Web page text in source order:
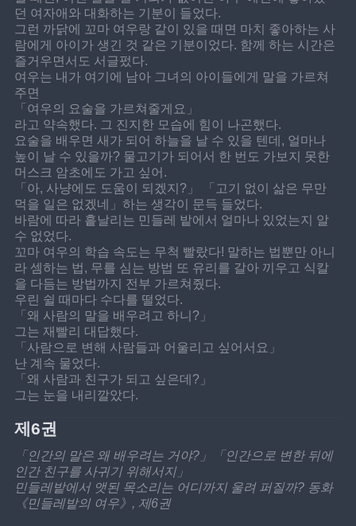
던 여자애와 대화하는 기분이 들었다.
그런 까닭에 꼬마 여우랑 같이 있을 때면 마치 좋아하는 사
람에게 아이가 생긴 것 같은 기분이었다. 함께 하는 시간은
즐거우면서도 서글펐다.
여우는 내가 여기에 남아 그녀의 아이들에게 말을 가르쳐
주면
「여우의 요술을 가르쳐줄게요」
라고 약속했다. 그 진지한 모습에 힘이 나곤했다.
요술을 배우면 새가 되어 하늘을 날 수 있을 텐데, 얼마나
높이 날 수 있을까? 물고기가 되어서 한 번도 가보지 못한
머스크 암초에도 가고 싶어.
「아, 사냥에도 도움이 되겠지?」 「고기 없이 삶은 무만
먹을 일은 없겠네」하는 생각이 문득 들었다.
바람에 따라 흩날리는 민들레 밭에서 얼마나 있었는지 알
수 없었다.
꼬마 여우의 학습 속도는 무척 빨랐다! 말하는 법뿐만 아니
라 셈하는 법, 무를 심는 방법 또 유리를 갈아 끼우고 식칼
을 다듬는 방법까지 전부 가르쳐줬다.
우린 쉴 때마다 수다를 떨었다.
「왜 사람의 말을 배우려고 하니?」
그는 재빨리 대답했다.
「사람으로 변해 사람들과 어울리고 싶어서요」
난 계속 물었다.
「왜 사람과 친구가 되고 싶은데?」
그는 눈을 내리깔았다.
제6권
「인간의 말은 왜 배우려는 거야?」「인간으로 변한 뒤에
인간 친구를 사귀기 위해서지」
민들레밭에서 앳된 목소리는 어디까지 울려 퍼질까? 동화
《민들레밭의 여우》, 제6권